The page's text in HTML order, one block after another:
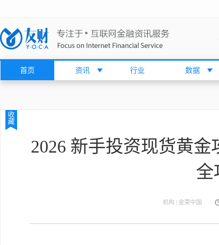
首页 资讯 行业 数据
收
藏
2026 新手投资现货黄
全
机构 | 金荣中国